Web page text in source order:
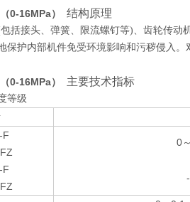
0-16MPa） 结构原理
括接头、弹簧、限流螺钉等)、齿轮传
保护内部机件免受环境影响和污秽侵入
0-16MPa） 主要技术指标
等级
F
F
0～